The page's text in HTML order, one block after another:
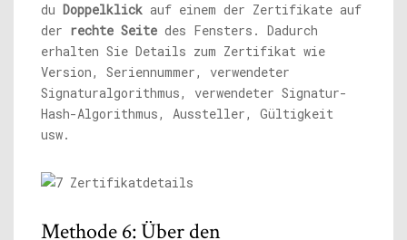
du Doppelklick auf einem der Zertifikate auf
der rechte Seite des Fensters. Dadurch
erhalten Sie Details zum Zertifikat wie
Version, Seriennummer, verwendeter
Signaturalgorithmus, verwendeter Signatur-
Hash-Algorithmus, Aussteller, Gültigkeit
usw.
Methode 6: Über den